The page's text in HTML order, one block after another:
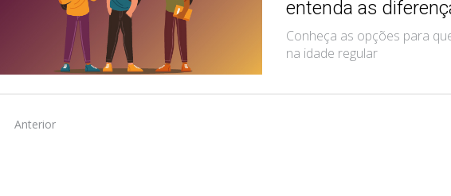
entenda as
Conheça as opções para
na idade regular
Anterior